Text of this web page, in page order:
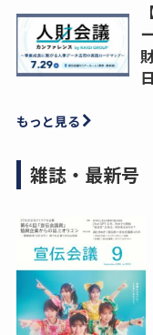
もっと見る
雑誌・最新号